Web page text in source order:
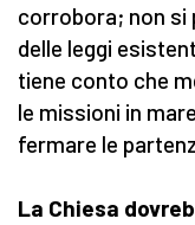
corrobora; non si
delle leggi
tiene conto che
le missioni in
fermare le
La Chiesa